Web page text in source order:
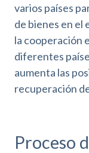
varios países
de bienes en
la cooperación
diferentes
aumenta las
recuperación
Proceso